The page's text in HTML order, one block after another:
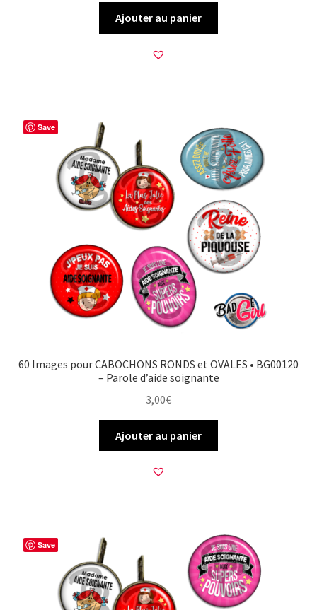
Ajouter au panier
Save
60 Images pour CABOCHONS RONDS et OVALES • BG00120
– Parole d’aide soignante
3,00€
Ajouter au panier
Save